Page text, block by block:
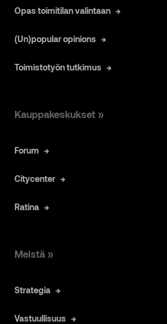
Opas toimitilan valintaan
(Un)popular opinions
Toimistotyön tutkimus
Kauppakeskukset »
Forum
Citycenter
Ratina
Meistä »
Strategia
Vastuullisuus